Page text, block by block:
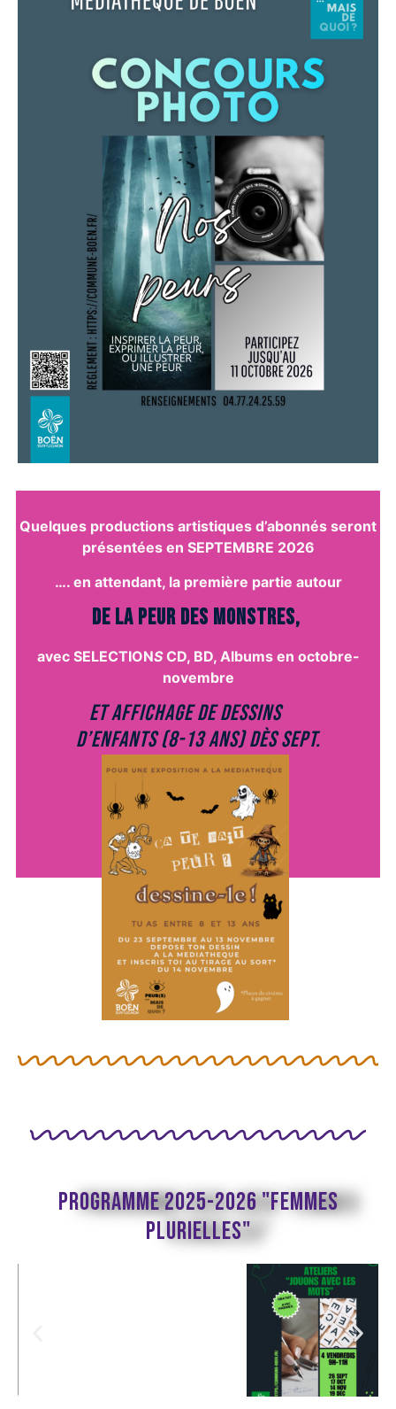
Quelques productions artistiques d’abonnés seront
présentées en SEPTEMBRE 2026
…. en attendant, la première partie autour
de la PEUR DES MONSTRES,
avec SELECTIONSCD, BD, Albums en octobre-
novembre
et affichage de DESSINS
d’enfants (8-13 ans) dès sept.
programme 2025-2026 "Femmes
PLURIELLES"